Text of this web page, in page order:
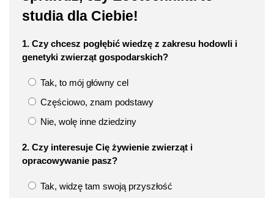
studia dla Ciebie!
1. Czy chcesz pogłębić wiedzę z zakresu hodowli i
genetyki zwierząt gospodarskich?
Tak, to mój główny cel
Częściowo, znam podstawy
Nie, wolę inne dziedziny
2. Czy interesuje Cię żywienie zwierząt i
opracowywanie pasz?
Tak, widzę tam swoją przyszłość